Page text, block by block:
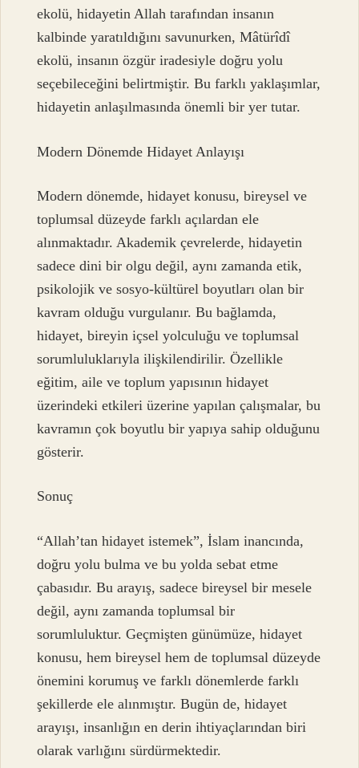
ekolü, hidayetin Allah tarafından insanın
kalbinde yaratıldığını savunurken, Mâtürîdî
ekolü, insanın özgür iradesiyle doğru yolu
seçebileceğini belirtmiştir. Bu farklı yaklaşımlar,
hidayetin anlaşılmasında önemli bir yer tutar.
Modern Dönemde Hidayet Anlayışı
Modern dönemde, hidayet konusu, bireysel ve
toplumsal düzeyde farklı açılardan ele
alınmaktadır. Akademik çevrelerde, hidayetin
sadece dini bir olgu değil, aynı zamanda etik,
psikolojik ve sosyo-kültürel boyutları olan bir
kavram olduğu vurgulanır. Bu bağlamda,
hidayet, bireyin içsel yolculuğu ve toplumsal
sorumluluklarıyla ilişkilendirilir. Özellikle
eğitim, aile ve toplum yapısının hidayet
üzerindeki etkileri üzerine yapılan çalışmalar, bu
kavramın çok boyutlu bir yapıya sahip olduğunu
gösterir.
Sonuç
“Allah’tan hidayet istemek”, İslam inancında,
doğru yolu bulma ve bu yolda sebat etme
çabasıdır. Bu arayış, sadece bireysel bir mesele
değil, aynı zamanda toplumsal bir
sorumluluktur. Geçmişten günümüze, hidayet
konusu, hem bireysel hem de toplumsal düzeyde
önemini korumuş ve farklı dönemlerde farklı
şekillerde ele alınmıştır. Bugün de, hidayet
arayışı, insanlığın en derin ihtiyaçlarından biri
olarak varlığını sürdürmektedir.